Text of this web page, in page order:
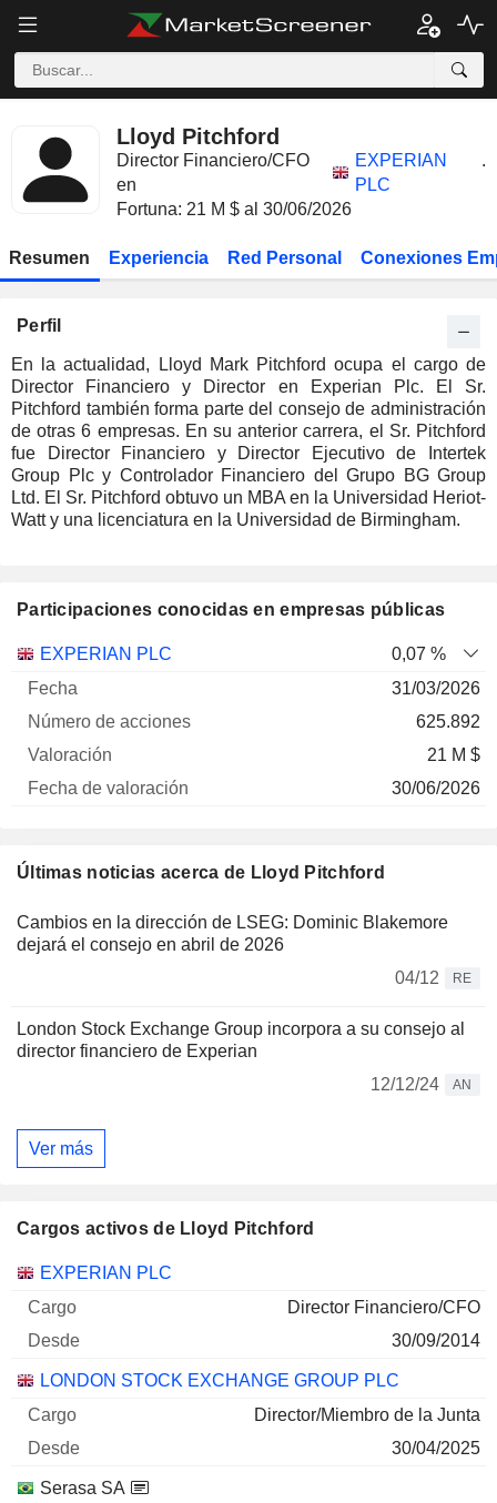
Lloyd Pitchford
Director Financiero/CFO
en
EXPERIAN
PLC
.
Fortuna: 21 M $ al 30/06/2026
Resumen Experiencia Red Personal Conexiones
Perfil
En la actualidad, Lloyd Mark Pitchford ocupa el cargo de
Director Financiero y Director en Experian Plc. El Sr.
Pitchford también forma parte del consejo de administración
de otras 6 empresas. En su anterior carrera, el Sr. Pitchford
fue Director Financiero y Director Ejecutivo de Intertek
Group Plc y Controlador Financiero del Grupo BG Group
Ltd. El Sr. Pitchford obtuvo un MBA en la Universidad Heriot-
Watt y una licenciatura en la Universidad de Birmingham.
Participaciones conocidas en empresas públicas
Empresa
Número
valoración
EXPERIAN PLC
0,07 %
31/03/2026
625.892
21 M $
30/06/2026
Últimas noticias acerca de Lloyd Pitchford
Cambios en la dirección de LSEG: Dominic Blakemore
dejará el consejo en abril de 2026
04/12
RE
London Stock Exchange Group incorpora a su consejo al
director financiero de Experian
12/12/24
AN
Ver más
Cargos activos de Lloyd Pitchford
Empresas Cargo Inicio
EXPERIAN PLC
Director Financiero/CFO
30/09/2014
LONDON STOCK EXCHANGE GROUP PLC
Director/Miembro de la Junta
30/04/2025
Serasa SA